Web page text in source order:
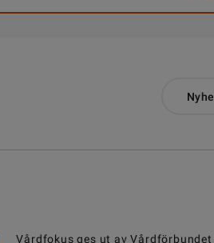
Vårdfokus ges ut avVårdförbundet